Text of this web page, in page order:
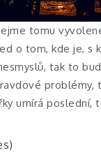
tomu
o tom, kde je, s
tak to
umírá poslední,